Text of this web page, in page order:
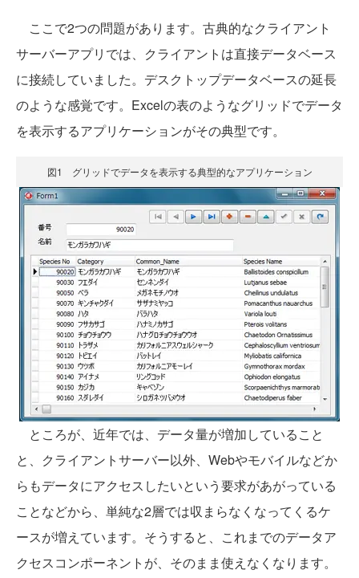
ここで2つの問題があります。古典的なクライアント
サーバーアプリでは、クライアントは直接データベース
に接続していました。デスクトップデータベースの延長
のような感覚です。Excelの表のようなグリッドでデータ
を表示するアプリケーションがその典型です。
図1 グリッドでデータを表示する典型的なアプリケーション
ところが、近年では、データ量が増加していること
と、クライアントサーバー以外、Webやモバイルなどか
らもデータにアクセスしたいという要求があがっている
ことなどから、単純な2層では収まらなくなってくるケ
ースが増えています。そうすると、これまでのデータア
クセスコンポーネントが、そのまま使えなくなります。